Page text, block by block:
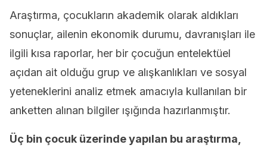
Araştırma, çocukların akademik olarak aldıkları
sonuçlar, ailenin ekonomik durumu, davranışları ile
ilgili kısa raporlar, her bir çocuğun entelektüel
açıdan ait olduğu grup ve alışkanlıkları ve sosyal
yeteneklerini analiz etmek amacıyla kullanılan bir
anketten alınan bilgiler ışığında hazırlanmıştır.
Üç bin çocuk üzerinde yapılan bu araştırma,